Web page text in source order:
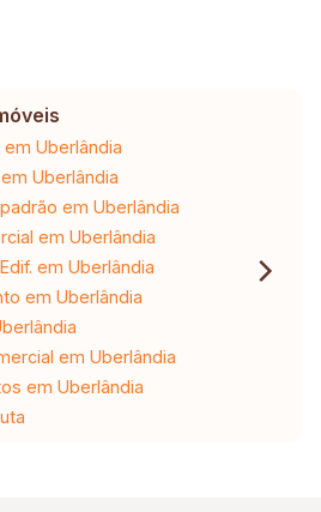
Uberlândia
Uberlândia
em Uberlândia
em Uberlândia
em Uberlândia
em Uberlândia
em Uberlândia
em Uberlândia